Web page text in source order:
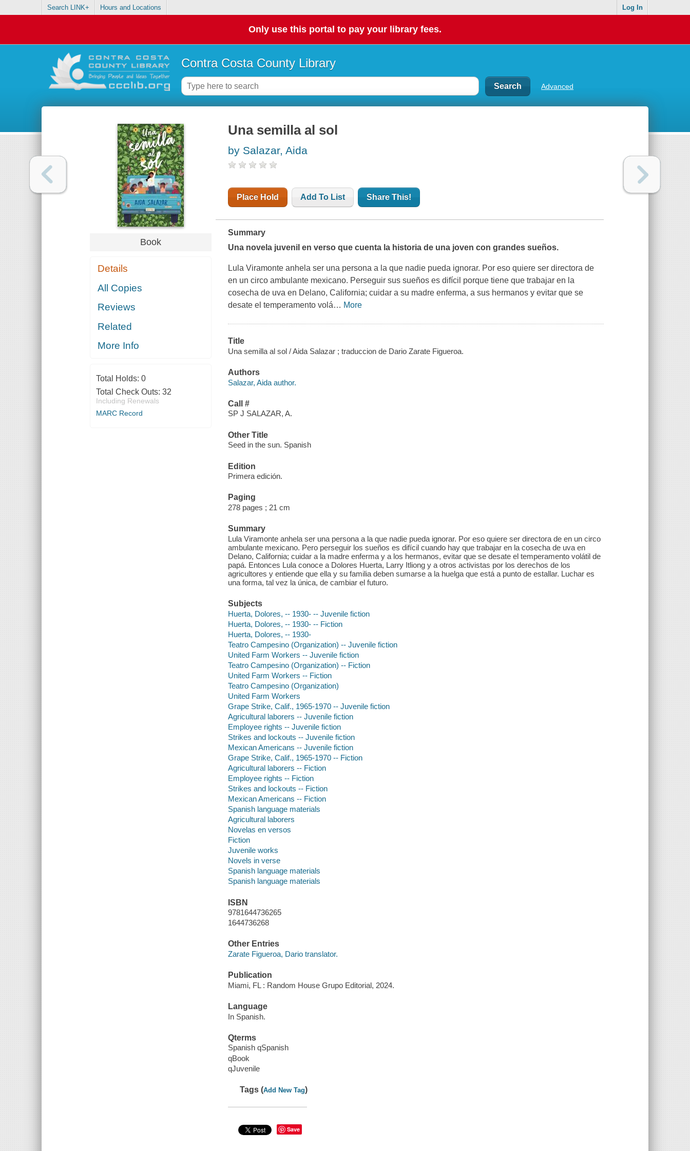
Search LINK+ Hours and Locations Log In
Only use this portal to pay your library fees.
Contra Costa County Library
Advanced
Book
Details
All Copies
Reviews
Related
More Info
Total Holds: 0
Total Check Outs: 32
Including Renewals
MARC Record
Una semilla al sol
by Salazar, Aida
Place Hold Add To List Share This!
Summary
Una novela juvenil en verso que cuenta la historia de una joven con grandes sueños.
Lula Viramonte anhela ser una persona a la que nadie pueda ignorar. Por eso quiere ser directora de
en un circo ambulante mexicano. Perseguir sus sueños es difícil porque tiene que trabajar en la
cosecha de uva en Delano, California; cuidar a su madre enferma, a sus hermanos y evitar que se
desate el temperamento volá… More
Title
Una semilla al sol / Aida Salazar ; traduccion de Dario Zarate Figueroa.
Authors
Salazar, Aida author.
Call #
SP J SALAZAR, A.
Other Title
Seed in the sun. Spanish
Edition
Primera edición.
Paging
278 pages ; 21 cm
Summary
Lula Viramonte anhela ser una persona a la que nadie pueda ignorar. Por eso quiere ser directora de en un circo
ambulante mexicano. Pero perseguir los sueños es difícil cuando hay que trabajar en la cosecha de uva en
Delano, California; cuidar a la madre enferma y a los hermanos, evitar que se desate el temperamento volátil de
papá. Entonces Lula conoce a Dolores Huerta, Larry Itliong y a otros activistas por los derechos de los
agricultores y entiende que ella y su familia deben sumarse a la huelga que está a punto de estallar. Luchar es
una forma, tal vez la única, de cambiar el futuro.
Subjects
Huerta, Dolores, -- 1930- -- Juvenile fiction
Huerta, Dolores, -- 1930- -- Fiction
Huerta, Dolores, -- 1930-
Teatro Campesino (Organization) -- Juvenile fiction
United Farm Workers -- Juvenile fiction
Teatro Campesino (Organization) -- Fiction
United Farm Workers -- Fiction
Teatro Campesino (Organization)
United Farm Workers
Grape Strike, Calif., 1965-1970 -- Juvenile fiction
Agricultural laborers -- Juvenile fiction
Employee rights -- Juvenile fiction
Strikes and lockouts -- Juvenile fiction
Mexican Americans -- Juvenile fiction
Grape Strike, Calif., 1965-1970 -- Fiction
Agricultural laborers -- Fiction
Employee rights -- Fiction
Strikes and lockouts -- Fiction
Mexican Americans -- Fiction
Spanish language materials
Agricultural laborers
Novelas en versos
Fiction
Juvenile works
Novels in verse
Spanish language materials
Spanish language materials
ISBN
9781644736265
1644736268
Other Entries
Zarate Figueroa, Dario translator.
Publication
Miami, FL : Random House Grupo Editorial, 2024.
Language
In Spanish.
Qterms
Spanish qSpanish
qBook
qJuvenile
Tags (Add New Tag)
Save